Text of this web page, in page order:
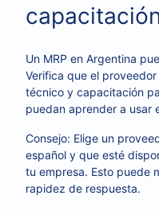
Un MRP en Argentina
Verifica que el
técnico y capacitación
puedan aprender a usar
Consejo: Elige un
español y que esté
tu empresa. Esto puede
rapidez de respuesta.